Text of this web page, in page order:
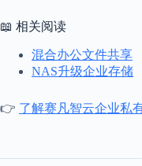
📖 相关阅读
混合办公文件共享
NAS升级企业存储
👉 了解赛凡智云企业私